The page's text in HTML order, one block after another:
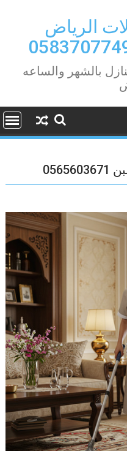
الرياض
بالشهر والساعه